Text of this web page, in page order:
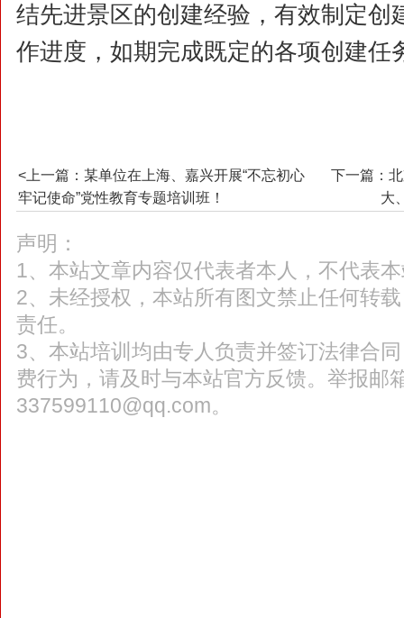
结先进景区的创建经验，有效制定创
作进度，如期完成既定的各项创建任
<上一篇：某单位在上海、嘉兴开展“不忘初心
牢记使命”党性教育专题培训班！
下一篇：
大
声明：
1、本站文章内容仅代表者本人，不代表
2、未经授权，本站所有图文禁止任何转
责任。
3、本站培训均由专人负责并签订法律合
费行为，请及时与本站官方反馈。举报邮
337599110@qq.com。